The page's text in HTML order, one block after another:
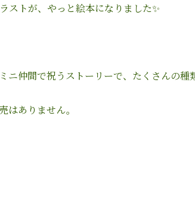
ストが、やっと絵本になりました✨
ニ仲間で祝うストーリーで、たくさんの
はありません。